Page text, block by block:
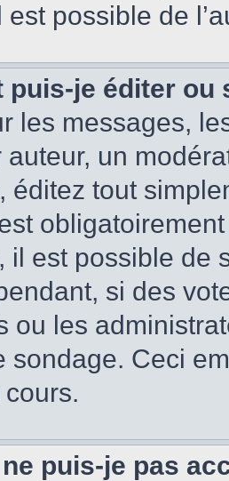
est possible de
puis-je éditer ou
les messages,
un
éditez tout
il est possible de
si des
ou les
sondage. Ceci
puis-je pas